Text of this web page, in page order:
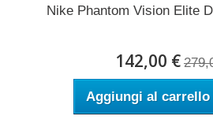
Nike Phantom Vision Elite
142,00 €
Aggiungi al carrello